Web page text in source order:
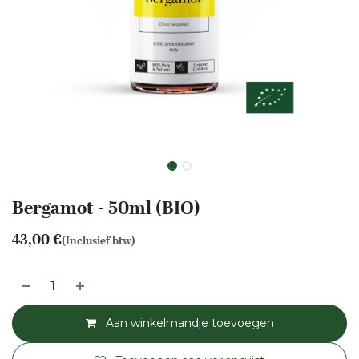
Bergamot - 50ml (BIO)
43,00€(Inclusief btw)
Aan winkelmandje toevoegen